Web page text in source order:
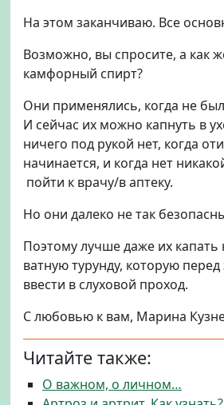
На этом заканчиваю. Все
Возможно, вы спросите, а как
камфорный спирт?
Они применялись, когда не
И сейчас их можно капнуть в
ничего под рукой нет, когда
начинается, и когда нет
пойти к врачу/в аптеку.
Но они далеко не так
Поэтому лучше даже их капать
ватную турунду, которую
ввести в слуховой проход.
С любовью к вам, Марина
Читайте также:
О важном, о личном…